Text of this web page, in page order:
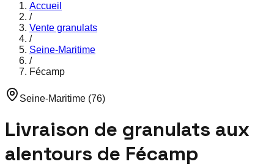
Accueil
/
Vente granulats
/
Seine-Maritime
/
Fécamp
Seine-Maritime (76)
Livraison de granulats aux
alentours de Fécamp